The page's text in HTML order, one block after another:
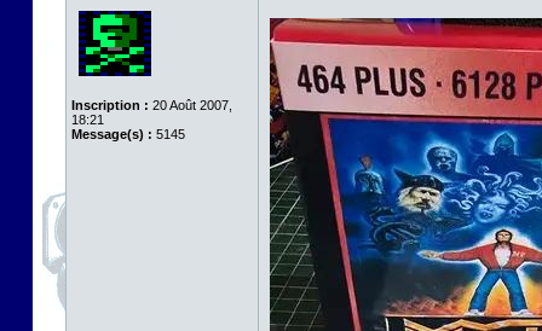
Inscription : 20 Août 2007,
18:21
Message(s) : 5145